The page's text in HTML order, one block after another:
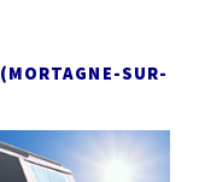
(MORTAGNE-SUR-